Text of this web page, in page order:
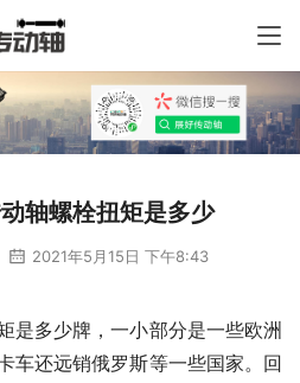
轴螺栓扭矩是多少
2021年5月15日 下午8:43
是多少牌，一小部分是一些欧洲
车还远销俄罗斯等一些国家。回